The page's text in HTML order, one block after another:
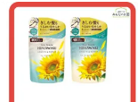
シャンプー コンディシ
ョナー ボト